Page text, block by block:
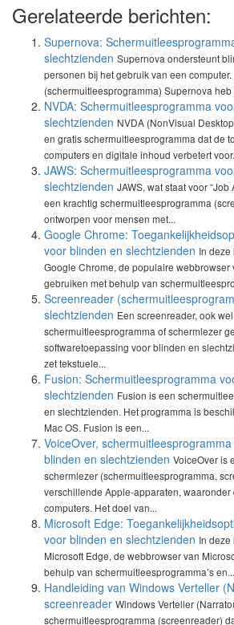
Gerelateerde berichten:
Supernova:
slechtzienden Supernova ondersteunt
personen bij het gebruik van een
(schermuitleesprogramma) Supernova heb
NVDA: Schermuitleesprogramma
slechtzienden NVDA (NonVisual
en gratis schermuitleesprogramma dat de
computers en digitale inhoud verbetert
JAWS: Schermuitleesprogramma
slechtzienden JAWS, wat staat voor
een krachtig schermuitleesprogramma
ontworpen voor mensen met...
Google Chrome:
voor blinden en slechtzienden In
Google Chrome, de populaire webbrowser
gebruiken met behulp van
Screenreader
slechtzienden Een screenreader, ook
schermuitleesprogramma of schermlezer
softwaretoepassing voor blinden en
zet tekstuele...
Fusion: Schermuitleesprogramma
slechtzienden Fusion is een
en slechtzienden. Het programma is
Mac OS. Fusion is een...
VoiceOver,
blinden en slechtzienden VoiceOver is
schermlezer (schermuitleesprogramma,
verschillende Apple-apparaten,
computers. Het doel van...
Microsoft Edge:
voor blinden en slechtzienden In
Microsoft Edge, de webbrowser van
behulp van schermuitleesprogramma’s en...
Handleiding van Windows Verteller
screenreader Windows Verteller
schermuitleesprogramma (screenreader)